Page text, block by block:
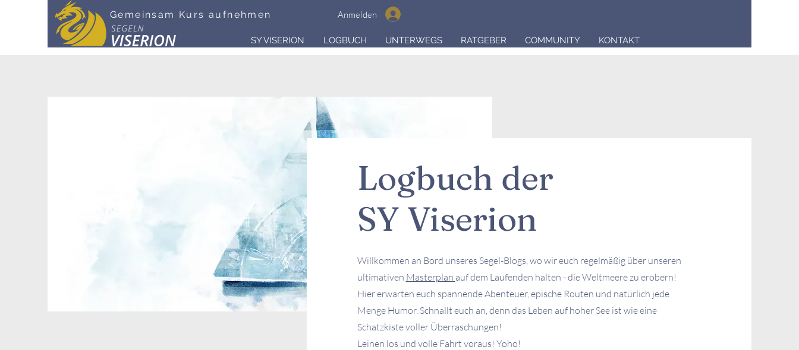
Gemeinsam Kurs aufnehmen Anmelden
SY VISERION LOGBUCH UNTERWEGS RATGEBER COMMUNITY KONTAKT
Logbuch der
SY Viserion
Willkommen an Bord unseres Segel-Blogs, wo wir euch regelmäßig über unseren
ultimativen Masterplan auf dem Laufenden halten - die Weltmeere zu erobern!
Hier erwarten euch spannende Abenteuer, epische Routen und natürlich jede
Menge Humor. Schnallt euch an, denn das Leben auf hoher See ist wie eine
Schatzkiste voller Überraschungen!
Leinen los und volle Fahrt voraus! Yoho!